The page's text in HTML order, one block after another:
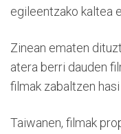
egileentzako kaltea
Zinean ematen
atera berri dauden
filmak zabaltzen
Taiwanen, filmak